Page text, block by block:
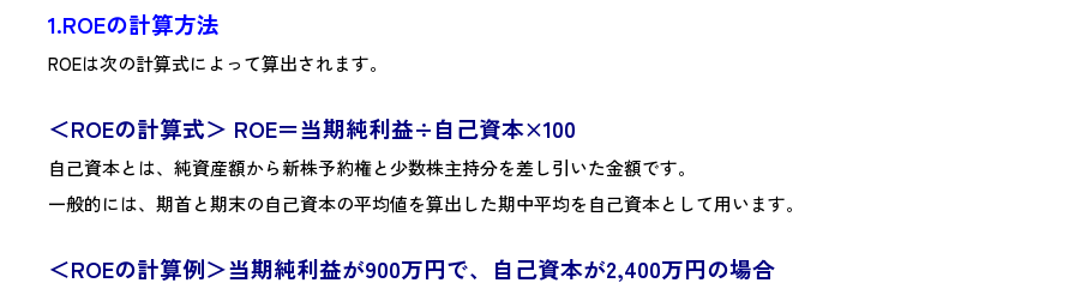
1.ROEの計算方法
ROEは次の計算式によって算出されます。
＜ROEの計算式＞ ROE＝当期純利益÷自己資本×100
自己資本とは、純資産額から新株予約権と少数株主持分を差し引いた金額です。
一般的には、期首と期末の自己資本の平均値を算出した期中平均を自己資本として用います。
＜ROEの計算例＞当期純利益が900万円で、自己資本が2,400万円の場合